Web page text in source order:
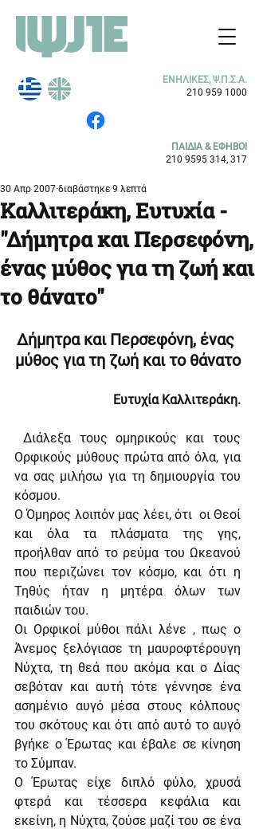
ΕΝΗΛΙΚΕΣ, Ψ.Π.Σ.Α.
210 959 1000
ΠΑΙΔΙΑ & ΕΦΗΒΟΙ
210 9595 314, 317
Καλλιτεράκη, Ευτυχία -
"Δήμητρα και Περσεφόνη,
ένας μύθος για τη ζωή και
το θάνατο"
30 Απρ 2007 διαβάστηκε 9 λεπτά
Δήμητρα και Περσεφόνη, ένας
μύθος για τη ζωή και το θάνατο
Ευτυχία Καλλιτεράκη.
Διάλεξα τους ομηρικούς και τους
Ορφικούς μύθους πρώτα από όλα, για
να σας μιλήσω για τη δημιουργία του
κόσμου.
Ο Όμηρος λοιπόν μας λέει, ότι  οι Θεοί
και όλα τα πλάσματα της γης,
προήλθαν από το ρεύμα του Ωκεανού
που περιζώνει τον κόσμο, και ότι η
Τηθύς ήταν η μητέρα όλων των
παιδιών του.
Οι Ορφικοί μύθοι πάλι λένε , πως ο
Άνεμος ξελόγιασε τη μαυροφτέρουγη
Νύχτα, τη θεά που ακόμα και ο Δίας
σεβόταν και αυτή τότε γέννησε ένα
ασημένιο αυγό μέσα στους κόλπους
του σκότους και ότι από αυτό το αυγό
βγήκε ο Έρωτας και έβαλε σε κίνηση
το Σύμπαν.
Ο Έρωτας είχε διπλό φύλο, χρυσά
φτερά και τέσσερα κεφάλια και
εκείνη, η Νύχτα, ζούσε μαζί του σε ένα